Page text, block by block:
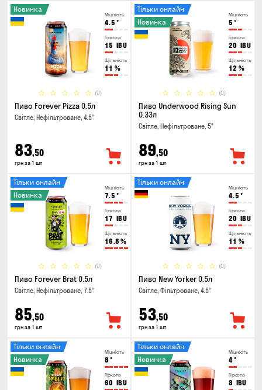
Міцність
4.5 °
Гіркота
15 IBU
Щільність
11 %
(0)
Новинка
Пиво Forever Pizza 0.5л
Світле, Нефільтроване, 4.5°
83,50
грн за 1 шт
Міцність
5 °
Гіркота
20 IBU
Щільність
12 %
(0)
Тільки онлайн
Новинка
Пиво Underwood Rising Sun
0.33л
Світле, Нефільтроване, 5°
89,50
грн за 1 шт
Міцність
7.5 °
Гіркота
17 IBU
Щільність
16.8 %
(0)
Тільки онлайн
Новинка
Пиво Forever Brat 0.5л
Світле, Нефільтроване, 7.5°
85,50
грн за 1 шт
Міцність
4.5 °
Гіркота
20 IBU
Щільність
11 %
(0)
Тільки онлайн
Пиво New Yorker 0.5л
Світле, Фільтроване, 4.5°
53,50
грн за 1 шт
Міцність
8 °
Гіркота
60 IBU
Тільки онлайн
Новинка
Міцність
4°
Гіркота
8 IBU
Тільки онлайн
Новинка